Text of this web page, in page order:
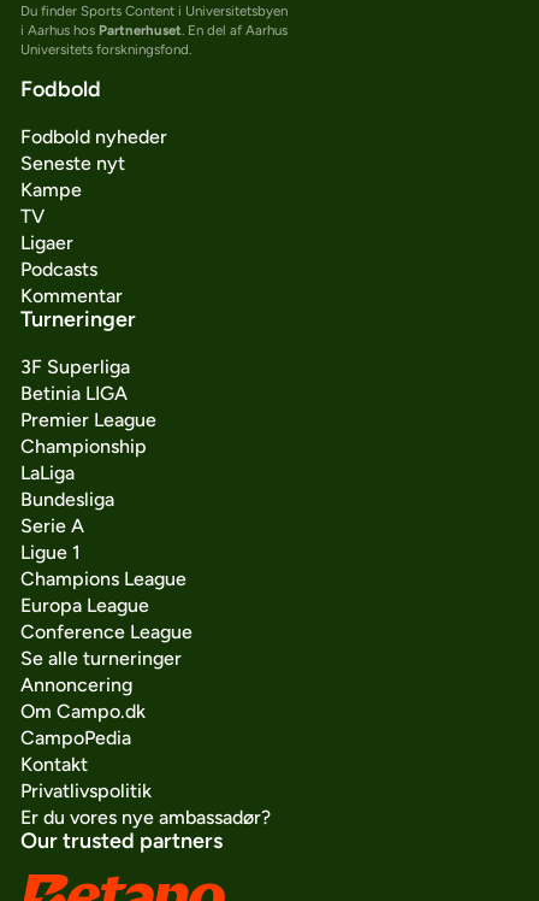
Du finder Sports Content i Universitetsbyen
i Aarhus hos Partnerhuset . En del af Aarhus
Universitets forskningsfond.
Fodbold
Fodbold nyheder
Seneste nyt
Kampe
TV
Ligaer
Podcasts
Kommentar
Turneringer
3F Superliga
Betinia LIGA
Premier League
Championship
LaLiga
Bundesliga
Serie A
Ligue 1
Champions League
Europa League
Conference League
Se alle turneringer
Annoncering
Om Campo.dk
CampoPedia
Kontakt
Privatlivspolitik
Er du vores nye ambassadør?
Our trusted partners